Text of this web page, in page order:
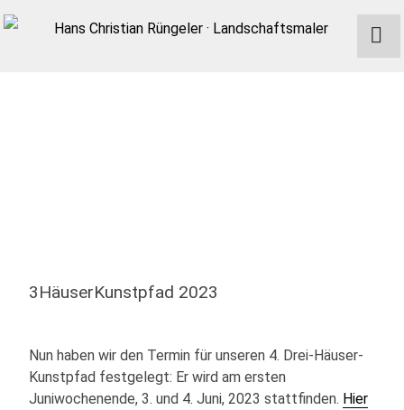
3HäuserKunstpfad 2023
Nun haben wir den Termin für unseren 4. Drei-Häuser-
Kunstpfad festgelegt: Er wird am ersten
Juniwochenende, 3. und 4. Juni, 2023 stattfinden. Hier